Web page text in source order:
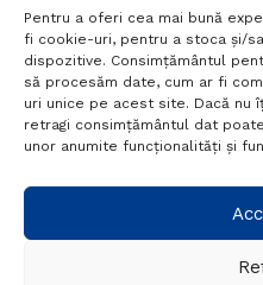
Pentru a oferi cea mai bună
fi cookie-uri, pentru a stoca și/
dispozitive. Consimțământul
să procesăm date, cum ar fi
uri unice pe acest site. Dacă nu
retragi consimțământul dat
unor anumite funcționalități și
Termeni si conditii
Politica cookies